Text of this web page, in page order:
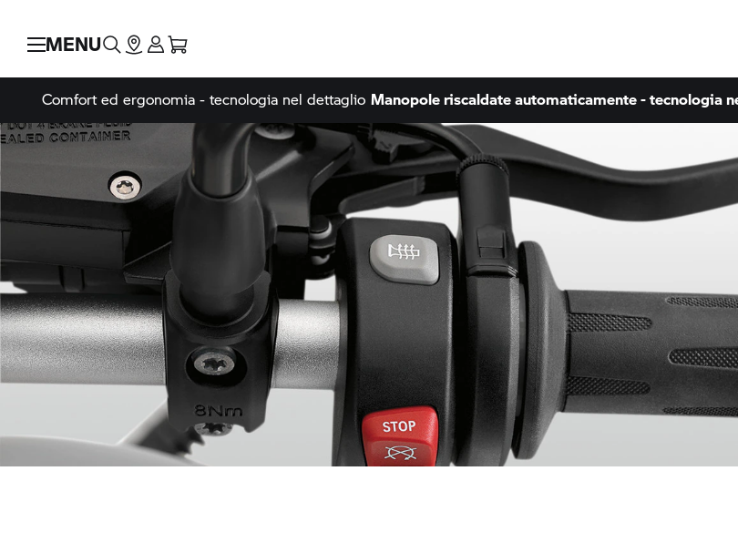
MENU
Comfort ed ergonomia - tecnologia nel dettaglio Manopole riscaldate automaticamente - tecnologia